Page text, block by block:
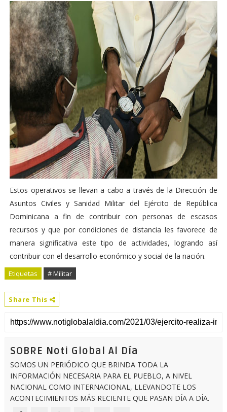
Estos operativos se llevan a cabo a través de la Dirección de
Asuntos Civiles y Sanidad Militar del Ejército de República
Dominicana a fin de contribuir con personas de escasos
recursos y que por condiciones de distancia les favorece de
manera significativa este tipo de actividades, logrando así
contribuir con el desarrollo económico y social de la nación.
Etiquetas # Militar
Share This
SOBRE Noti Global Al Día
SOMOS UN PERIÓDICO QUE BRINDA TODA LA
INFORMACIÓN NECESARIA PARA EL PUEBLO, A NIVEL
NACIONAL COMO INTERNACIONAL, LLEVANDOTE LOS
ACONTECIMIENTOS MÁS RECIENTE QUE PASAN DÍA A DÍA.